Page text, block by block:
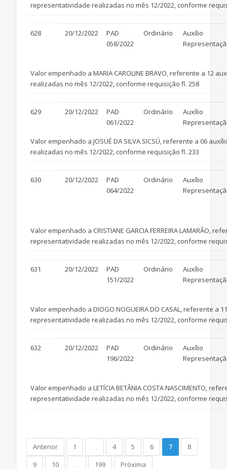
representatividade realizadas no mês 12/2022, conforme
628 20/12/2022
PAD
058/2022
Ordinário
Auxílio
Valor empenhado a MARIA CAROLINE BRAVO, referente a
realizadas no mês 12/2022, conforme requisição fl. 258
629 20/12/2022
PAD
061/2022
Ordinário
Auxílio
Valor empenhado a JOSUÉ DA SILVA SICSÚ, referente a 06
realizadas no mês 12/2022, conforme requisição fl. 233
630 20/12/2022
PAD
064/2022
Ordinário
Auxílio
Valor empenhado a CRISTIANE GARCIA FERREIRA
representatividade realizadas no mês 12/2022, conforme
631 20/12/2022
PAD
151/2022
Ordinário
Auxílio
Valor empenhado a DIOGO NOGUEIRA DO CASAL, referente
representatividade realizadas no mês 12/2022, conforme
632 20/12/2022
PAD
196/2022
Ordinário
Auxílio
Valor empenhado a LETÍCIA BETÂNIA COSTA NASCIMENTO,
representatividade realizadas no mês 12/2022, conforme
Anterior 1 … 4 5 6 7(current)
8
9
10 … 199 Próxima